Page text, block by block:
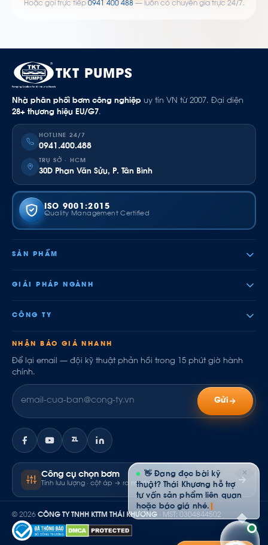
Hoặc gọi trực tiếp 0941 400 488— luôn có chuyên gia trực 24/7.
TKT PUMPS
Nhà phân phối bơm công nghiệp uy tín VN từ 2007. Đại diện
28+ thương hiệu EU/G7.
HOTLINE 24/7
0941.400.488
TRỤ SỞ · HCM
30D Phan Văn Sửu, P. Tân Bình
ISO 9001:2015
Quality Management Certified
SẢN PHẨM
GIẢI PHÁP NGÀNH
CÔNG TY
NHẬN BÁO GIÁ NHANH
Để lại email — đội kỹ thuật phản hồi trong 15 phút giờ hành
chính.
Gửi
ZL
Công cụ chọn bơm
Tính lưu lượng · cột áp → ra model
© 2026 CÔNG TY TNHH KTTM THÁI KHƯƠNG · MST: 0304844502
✕
👋 Đang đọc bài kỹ
thuật? Thái Khương hỗ trợ
tư vấn sản phẩm liên quan
hoặc báo giá nhé.